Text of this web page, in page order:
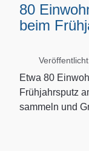
80
beim
Etwa 80
Frühjahrsputz
sammeln und